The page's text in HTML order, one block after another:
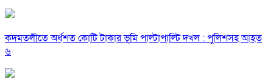
কদমতলীতে অর্ধশত কোটি টাকার ভূমি পাল্টাপাল্টি দখল : পুলিশসহ আহত
৬